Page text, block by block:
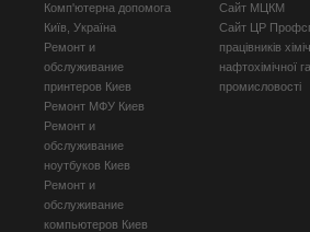
Комп'ютерна допомога
Київ, Україна
Ремонт и
обслуживание
принтеров Киев
Ремонт МФУ Киев
Ремонт и
обслуживание
ноутбуков Киев
Ремонт и
обслуживание
компьютеров Киев
Сайт МЦКМ
Сайт ЦР
працівників
нафтохімічної
промисловості